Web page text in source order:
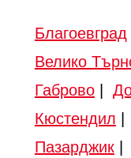
Благоевград
Велико
Габрово|
Кюстендил
Пазарджик|